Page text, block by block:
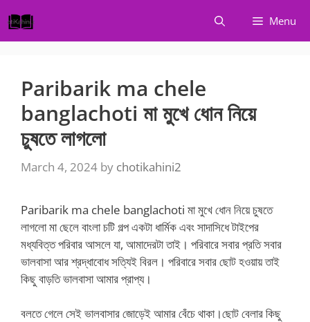
to
content
Menu
Paribarik ma chele
banglachoti মা মুখে ধোন নিয়ে
চুষতে লাগলো
March 4, 2024 by chotikahini2
Paribarik ma chele banglachoti মা মুখে ধোন নিয়ে চুষতে
লাগলো মা ছেলে বাংলা চটি গল্প একটা ধার্মিক এবং সাদাসিধে টাইপের
মধ্যবিত্ত পরিবার আসলে যা, আমাদেরটা তাই। পরিবারে সবার প্রতি সবার
ভালবাসা আর শ্রদ্ধাবোধ সত্যিই বিরল। পরিবারে সবার ছোট হওয়ায় তাই
কিছু বাড়তি ভালবাসা আমার প্রাপ্য।
বলতে গেলে সেই ভালবাসার জোড়েই আমার বেঁচে থাকা।ছোট বেলার কিছু